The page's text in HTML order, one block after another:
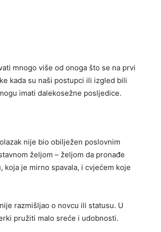
mnogo više od onoga što se na prvi
kada su naši postupci ili izgled bili
imati dalekosežne posljedice.
nije bio obilježen poslovnim
željom – željom da pronađe
je mirno spavala, i cvjećem koje
razmišljao o novcu ili statusu. U
pružiti malo sreće i udobnosti.